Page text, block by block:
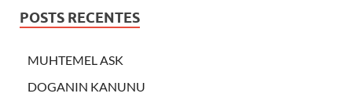
POSTS RECENTES
MUHTEMEL ASK
DOGANIN KANUNU